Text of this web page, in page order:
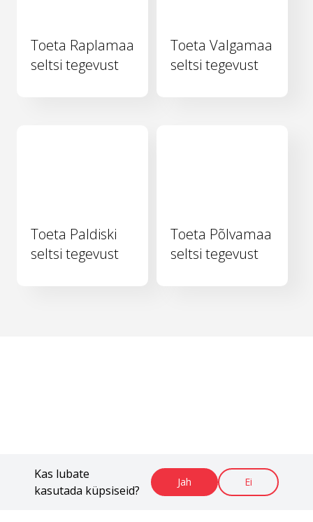
Kas lubate
kasutada küpsiseid?
Jah Ei
Toeta Raplamaa
seltsi tegevust
Toeta Valgamaa
seltsi tegevust
Toeta Paldiski
seltsi tegevust
Toeta Põlvamaa
seltsi tegevust